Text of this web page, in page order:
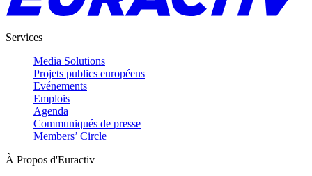
Services
Media Solutions
Projets publics européens
Evénements
Emplois
Agenda
Communiqués de presse
Members’ Circle
À Propos d'Euractiv